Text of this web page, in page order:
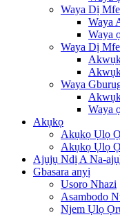
Waya Dị
Waya
Waya
Waya Dị
Waya
Waya
Akụkọ
Akụkọ Ụlọ
Akụkọ Ụlọ
Ajụjụ Ndị A Na-
Gbasara anyị
Usoro Nhazi
Asambodo
Njem Ụlọ